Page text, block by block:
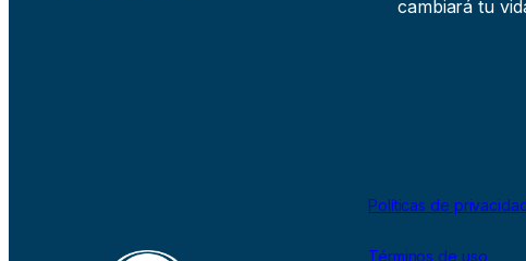
cambiará tu
Políticas de
Términos de uso